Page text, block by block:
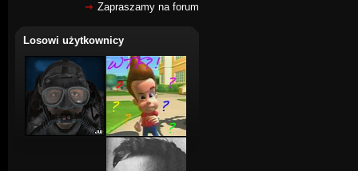
Zapraszamy na forum
Losowi użytkownicy